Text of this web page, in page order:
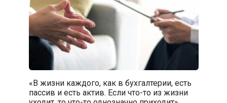
«В жизни каждого, как в бухгалтерии, есть
пассив и есть актив. Если что-то из жизни